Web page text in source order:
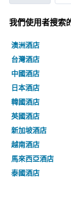
我們使用者搜索
澳洲酒店
台灣酒店
中國酒店
日本酒店
韓國酒店
英國酒店
新加坡酒店
越南酒店
馬來西亞酒店
泰國酒店